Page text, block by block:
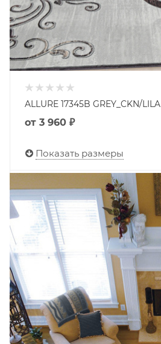
ALLURE 17345B GREY_CKN/LILA
от 3 960 ₽
Показать размеры